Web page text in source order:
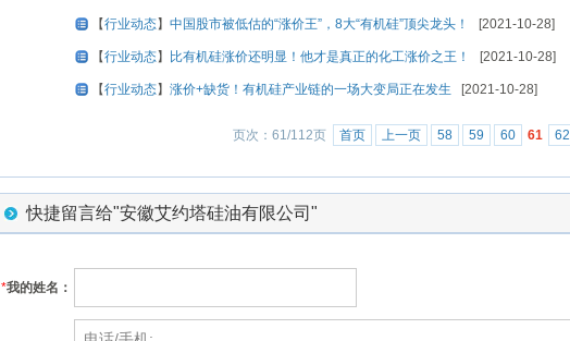
【行业动态】 中国股市被低估的“涨价王”，8大“有机硅”顶尖龙头！ [2021-10-28]
【行业动态】 比有机硅涨价还明显！他才是真正的化工涨价之王！ [2021-10-28]
【行业动态】 涨价+缺货！有机硅产业链的一场大变局正在发生 [2021-10-28]
页次：61/112页 首页 上一页 58 59 60 61 62
快捷留言给"安徽艾约塔硅油有限公司"
*我的姓名：